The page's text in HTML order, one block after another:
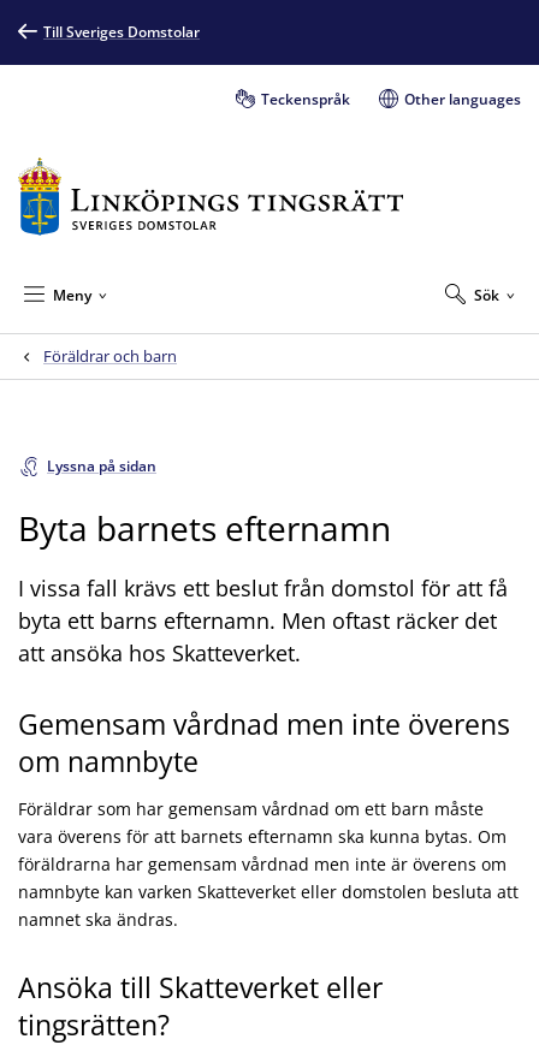
Till Sveriges Domstolar
Teckenspråk Other languages
Sök
Meny
Föräldrar och barn
Lyssna på sidan
Byta barnets efternamn
I vissa fall krävs ett beslut från domstol för att få
byta ett barns efternamn. Men oftast räcker det
att ansöka hos Skatteverket.
Gemensam vårdnad men inte överens
om namnbyte
Föräldrar som har gemensam vårdnad om ett barn måste
vara överens för att barnets efternamn ska kunna bytas. Om
föräldrarna har gemensam vårdnad men inte är överens om
namnbyte kan varken Skatteverket eller domstolen besluta att
namnet ska ändras.
Ansöka till Skatteverket eller
tingsrätten?